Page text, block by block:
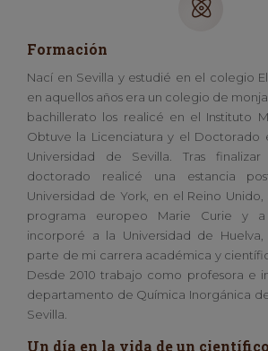
Formación
Nací en Sevilla y estudié en el colegio
en aquellos años era un colegio de
bachillerato los realicé en el Instituto
Obtuve la Licenciatura y el Doctorado
Universidad de Sevilla. Tras
doctorado realicé una estancia
Universidad de York, en el Reino
programa europeo Marie Curie y
incorporé a la Universidad de
parte de mi carrera académica y
Desde 2010 trabajo como profesora e
departamento de Química Inorgánica
Sevilla.
Un día en la vida de un científico